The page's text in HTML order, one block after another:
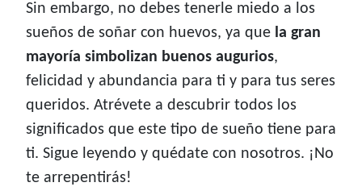
Sin embargo, no debes tenerle miedo a los
sueños de soñar con huevos, ya que la gran
mayoría simbolizan buenos augurios,
felicidad y abundancia para ti y para tus seres
queridos. Atrévete a descubrir todos los
significados que este tipo de sueño tiene para
ti. Sigue leyendo y quédate con nosotros. ¡No
te arrepentirás!